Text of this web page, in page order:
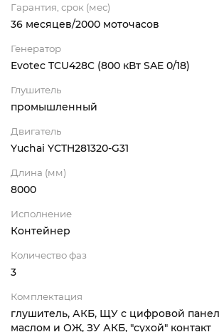
Гарантия, срок (мес)
36 месяцев/2000 моточасов
Генератор
Evotec TCU428C (800 кВт SAE 0/18)
Глушитель
промышленный
Двигатель
Yuchai YCTH281320-G31
Длина (мм)
8000
Исполнение
Контейнер
Количество фаз
3
Комплектация
глушитель, АКБ, ЩУ с цифровой
маслом и ОЖ, ЗУ АКБ, "сухой" контакт